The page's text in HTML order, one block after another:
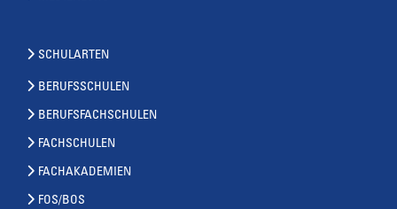
SCHULARTEN
BERUFSSCHULEN
BERUFSFACHSCHULEN
FACHSCHULEN
FACHAKADEMIEN
FOS/BOS